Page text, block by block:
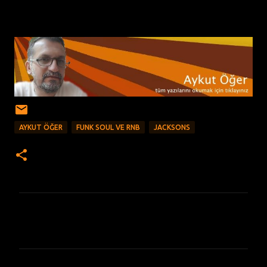
AYKUT ÖĞER FUNK SOUL VE RNB JACKSONS